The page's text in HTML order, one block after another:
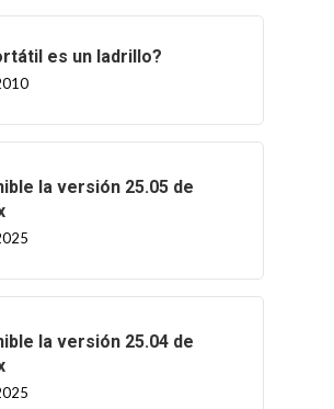
es un ladrillo?
la versión 25.05 de
la versión 25.04 de